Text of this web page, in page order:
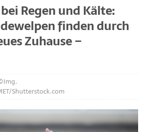
Regen und Kälte:
finden durch
Zuhause –
Shutterstock.com